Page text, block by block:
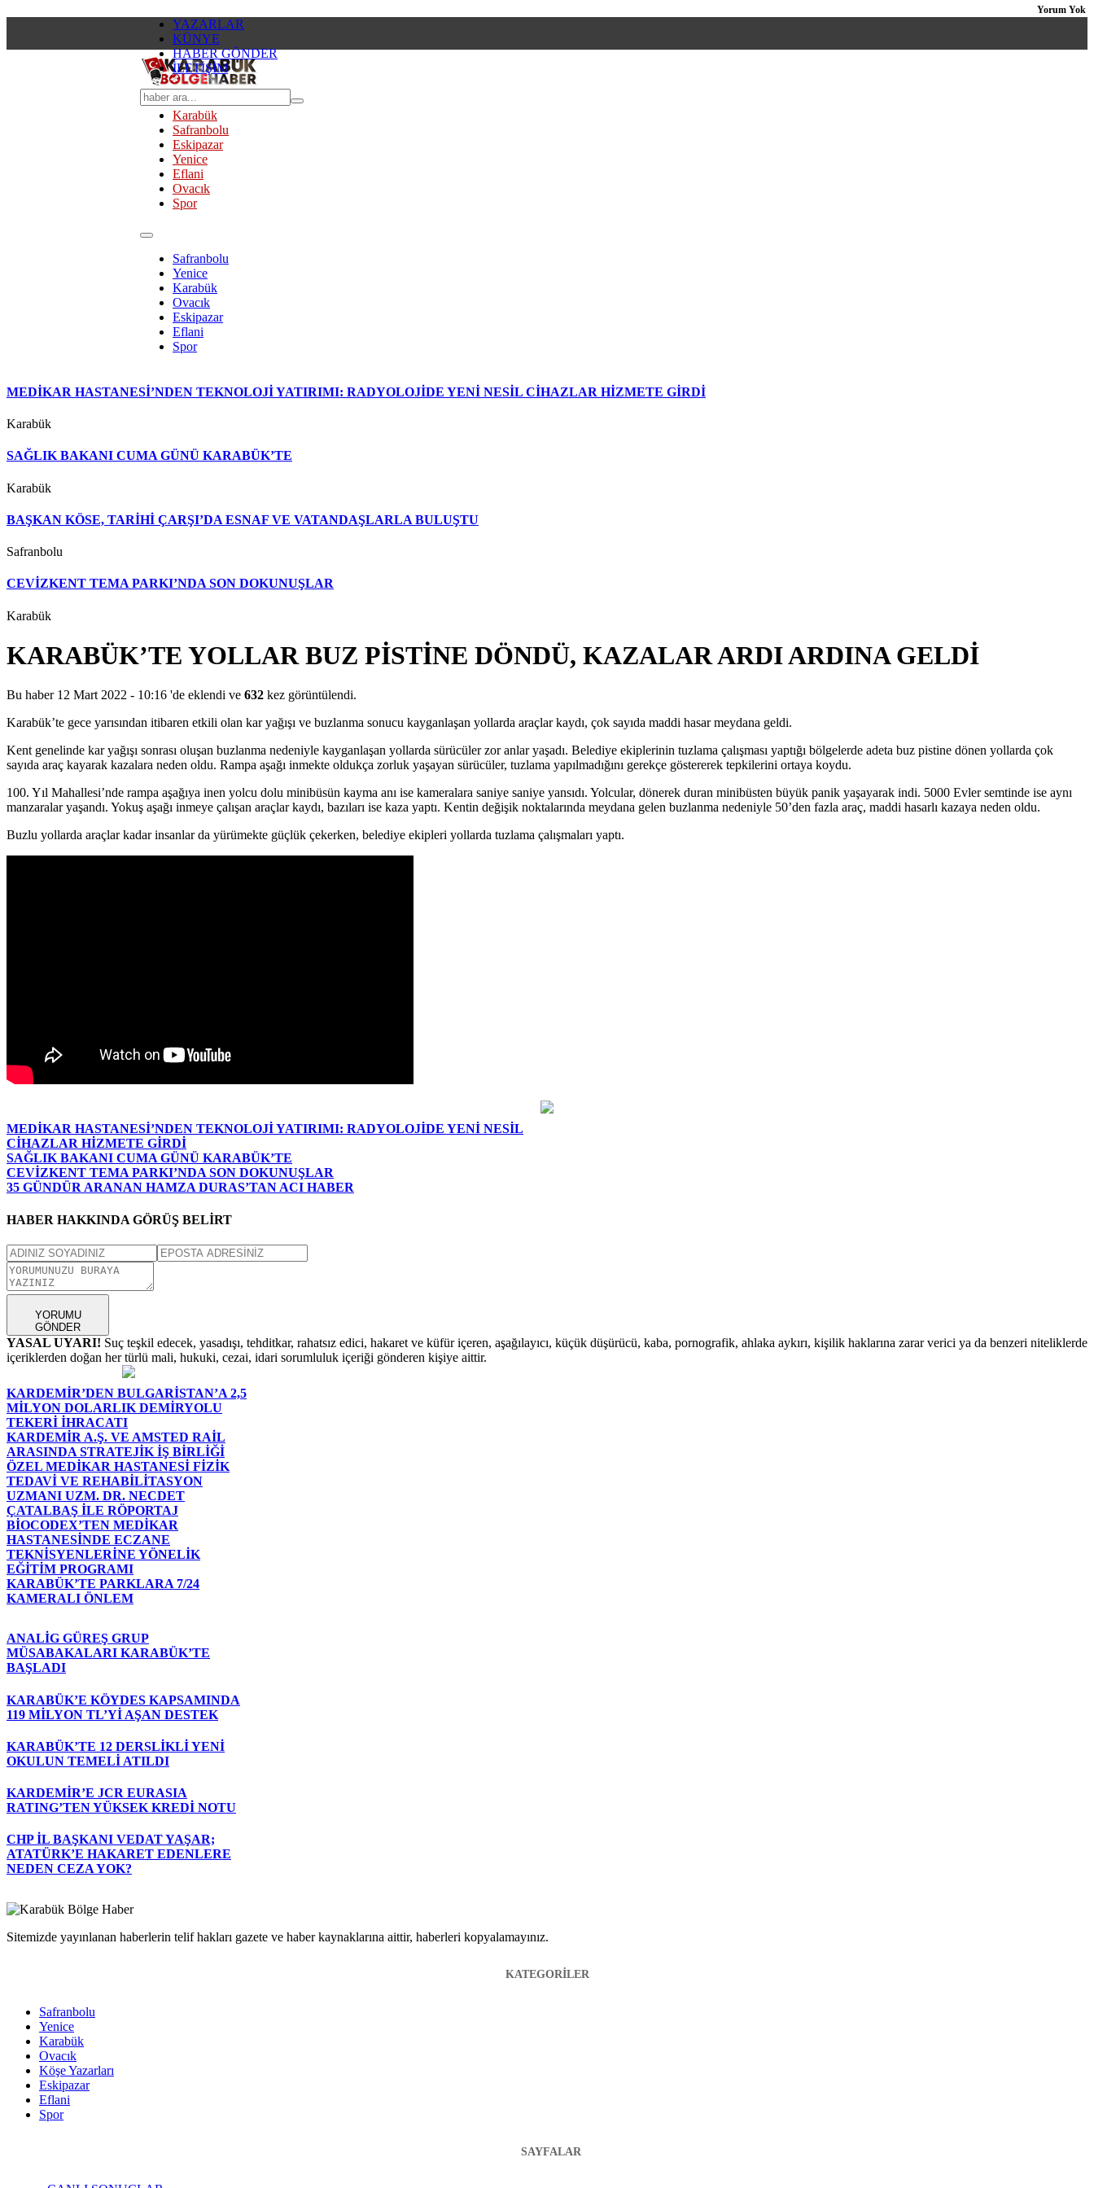
YAZARLAR
KÜNYE
HABER GÖNDER
İLETİŞİM
Karabük
Safranbolu
Eskipazar
Yenice
Eflani
Ovacık
Spor
Safranbolu
Yenice
Karabük
Ovacık
Eskipazar
Eflani
Spor
MEDİKAR HASTANESİ’NDEN TEKNOLOJİ YATIRIMI: RADYOLOJİDE YENİ NESİL CİHAZLAR HİZMETE GİRDİ
Karabük
SAĞLIK BAKANI CUMA GÜNÜ KARABÜK’TE
Karabük
BAŞKAN KÖSE, TARİHİ ÇARŞI’DA ESNAF VE VATANDAŞLARLA BULUŞTU
Safranbolu
CEVİZKENT TEMA PARKI’NDA SON DOKUNUŞLAR
Karabük
KARABÜK’TE YOLLAR BUZ PİSTİNE DÖNDÜ, KAZALAR ARDI ARDINA GELDİ
Bu haber 12 Mart 2022 - 10:16 'de eklendi ve 632 kez görüntülendi.
Karabük’te gece yarısından itibaren etkili olan kar yağışı ve buzlanma sonucu kayganlaşan yollarda araçlar kaydı, çok sayıda maddi hasar meydana geldi.
Kent genelinde kar yağışı sonrası oluşan buzlanma nedeniyle kayganlaşan yollarda sürücüler zor anlar yaşadı. Belediye ekiplerinin tuzlama çalışması yaptığı bölgelerde adeta buz pistine dönen yollarda çok
sayıda araç kayarak kazalara neden oldu. Rampa aşağı inmekte oldukça zorluk yaşayan sürücüler, tuzlama yapılmadığını gerekçe göstererek tepkilerini ortaya koydu.
100. Yıl Mahallesi’nde rampa aşağıya inen yolcu dolu minibüsün kayma anı ise kameralara saniye saniye yansıdı. Yolcular, dönerek duran minibüsten büyük panik yaşayarak indi. 5000 Evler semtinde ise aynı
manzaralar yaşandı. Yokuş aşağı inmeye çalışan araçlar kaydı, bazıları ise kaza yaptı. Kentin değişik noktalarında meydana gelen buzlanma nedeniyle 50’den fazla araç, maddi hasarlı kazaya neden oldu.
Buzlu yollarda araçlar kadar insanlar da yürümekte güçlük çekerken, belediye ekipleri yollarda tuzlama çalışmaları yaptı.
MEDİKAR HASTANESİ’NDEN TEKNOLOJİ YATIRIMI: RADYOLOJİDE YENİ NESİL
CİHAZLAR HİZMETE GİRDİ
SAĞLIK BAKANI CUMA GÜNÜ KARABÜK’TE
CEVİZKENT TEMA PARKI’NDA SON DOKUNUŞLAR
35 GÜNDÜR ARANAN HAMZA DURAS’TAN ACI HABER
HABER HAKKINDA GÖRÜŞ BELİRT
Yorum Yok
YORUMU
GÖNDER
YASAL UYARI! Suç teşkil edecek, yasadışı, tehditkar, rahatsız edici, hakaret ve küfür içeren, aşağılayıcı, küçük düşürücü, kaba, pornografik, ahlaka aykırı, kişilik haklarına zarar verici ya da benzeri niteliklerde
içeriklerden doğan her türlü mali, hukuki, cezai, idari sorumluluk içeriği gönderen kişiye aittir.
KARDEMİR’DEN BULGARİSTAN’A 2,5
MİLYON DOLARLIK DEMİRYOLU
TEKERİ İHRACATI
KARDEMİR A.Ş. VE AMSTED RAİL
ARASINDA STRATEJİK İŞ BİRLİĞİ
ÖZEL MEDİKAR HASTANESİ FİZİK
TEDAVİ VE REHABİLİTASYON
UZMANI UZM. DR. NECDET
ÇATALBAŞ İLE RÖPORTAJ
BİOCODEX’TEN MEDİKAR
HASTANESİNDE ECZANE
TEKNİSYENLERİNE YÖNELİK
EĞİTİM PROGRAMI
KARABÜK’TE PARKLARA 7/24
KAMERALI ÖNLEM
ANALİG GÜREŞ GRUP
MÜSABAKALARI KARABÜK’TE
BAŞLADI
KARABÜK’E KÖYDES KAPSAMINDA
119 MİLYON TL’Yİ AŞAN DESTEK
KARABÜK’TE 12 DERSLİKLİ YENİ
OKULUN TEMELİ ATILDI
KARDEMİR’E JCR EURASIA
RATING’TEN YÜKSEK KREDİ NOTU
CHP İL BAŞKANI VEDAT YAŞAR;
ATATÜRK’E HAKARET EDENLERE
NEDEN CEZA YOK?
Sitemizde yayınlanan haberlerin telif hakları gazete ve haber kaynaklarına aittir, haberleri kopyalamayınız.
KATEGORİLER
Safranbolu
Yenice
Karabük
Ovacık
Köşe Yazarları
Eskipazar
Eflani
Spor
SAYFALAR